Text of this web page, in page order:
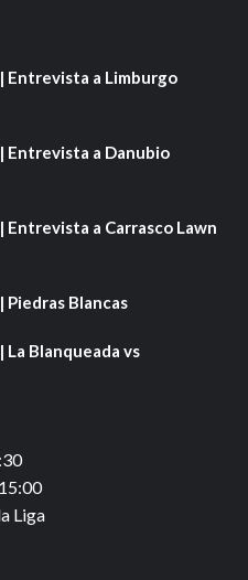
Entrevista a Limburgo
Entrevista a Danubio
Entrevista a Carrasco Lawn
Piedras Blancas
La Blanqueada vs
Liga